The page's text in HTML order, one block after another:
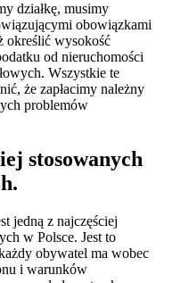
działkę, musimy
obowiązkami
określić wysokość
od nieruchomości
Wszystkie te
że zapłacimy należny
problemów
stosowanych
jedną z najczęściej
w Polsce. Jest to
obywatel ma wobec
i warunków